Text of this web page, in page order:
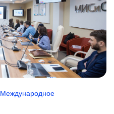
Международное